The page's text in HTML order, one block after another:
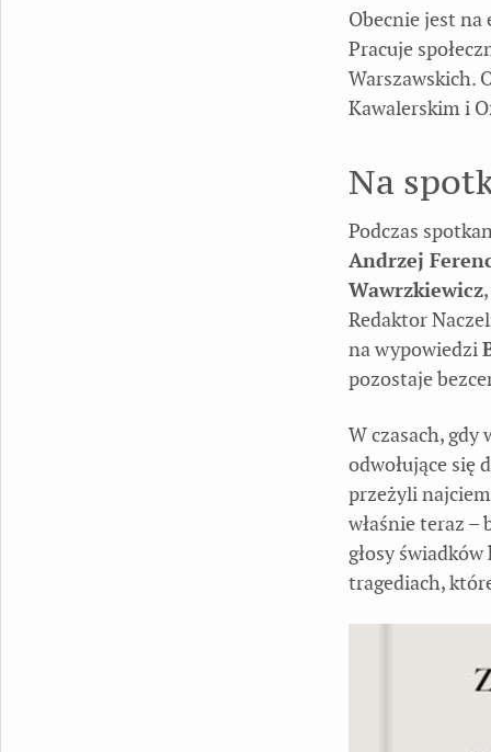
Obecnie jest
Pracuje
Warszawskich.
Kawalerskim i
Na
Podczas
Andrzej
Wawrzkiewicz
Redaktor
na wypowiedzi
pozostaje
W czasach,
odwołujące się
przeżyli
właśnie teraz –
głosy
tragediach,